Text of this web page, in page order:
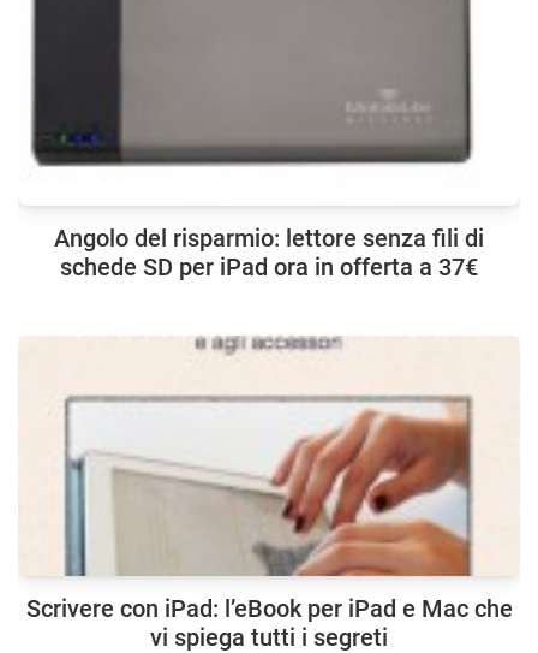
Angolo del risparmio: lettore senza fili di
schede SD per iPad ora in offerta a 37€
Scrivere con iPad: l’eBook per iPad e Mac che
vi spiega tutti i segreti